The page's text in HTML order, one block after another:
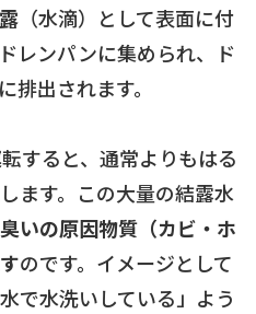
（水滴）として表面に付
レンパンに集められ、ド
排出されます。
すると、通常よりもはる
ます。この大量の結露水
いの原因物質（カビ・ホ
のです。イメージとして
で水洗いしている」よう